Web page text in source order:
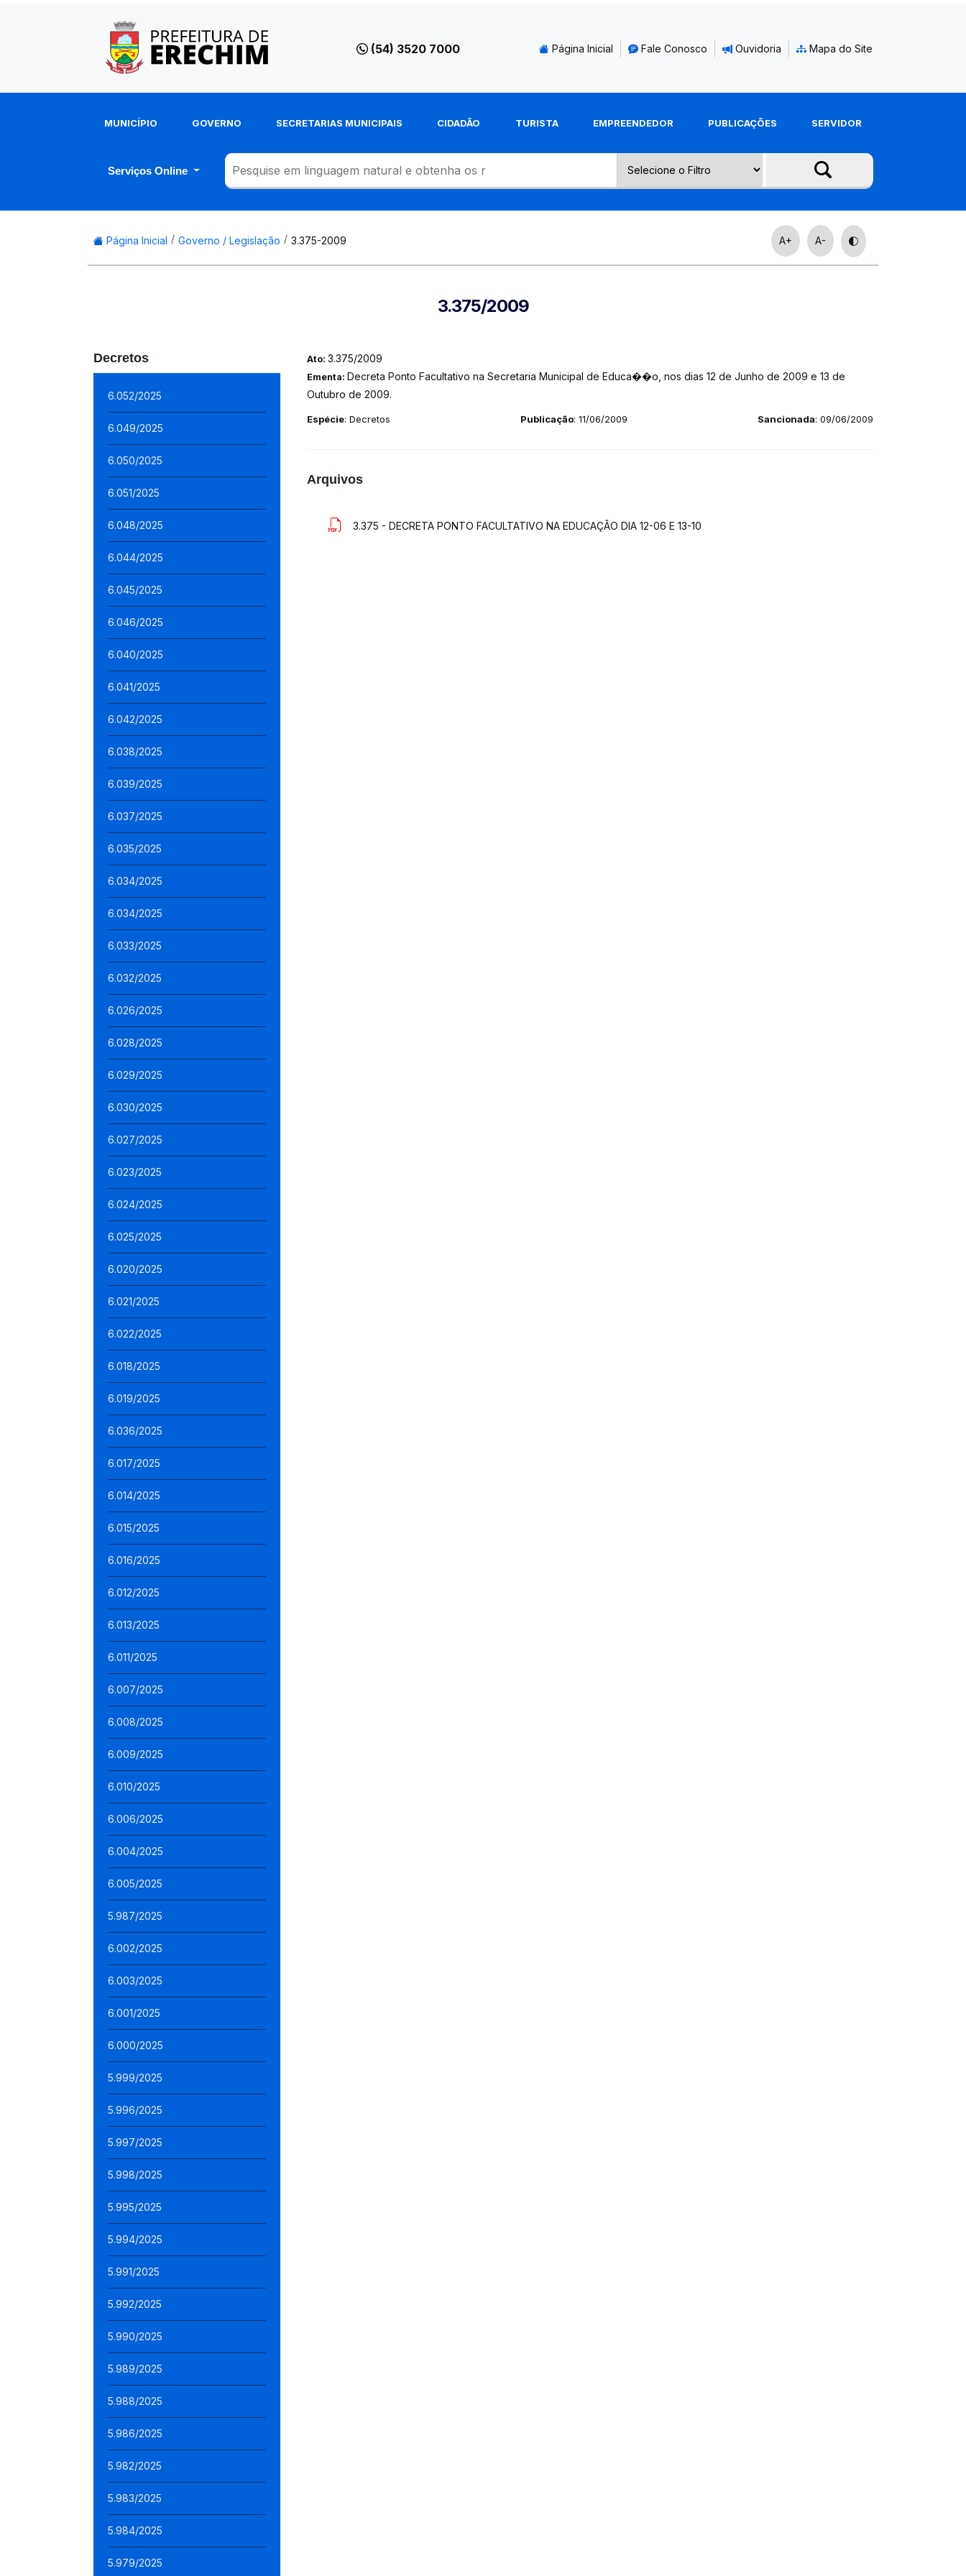
(54) 3520 7000 Página Inicial Fale Conosco Ouvidoria Mapa do Site
MUNICÍPIO GOVERNO SECRETARIAS MUNICIPAIS CIDADÃO TURISTA EMPREENDEDOR PUBLICAÇÕES SERVIDOR
Serviços Online
Página Inicial Governo / Legislação 3.375-2009 A+ A-
3.375/2009
Decretos
6.052/2025
6.049/2025
6.050/2025
6.051/2025
6.048/2025
6.044/2025
6.045/2025
6.046/2025
6.040/2025
6.041/2025
6.042/2025
6.038/2025
6.039/2025
6.037/2025
6.035/2025
6.034/2025
6.034/2025
6.033/2025
6.032/2025
6.026/2025
6.028/2025
6.029/2025
6.030/2025
6.027/2025
6.023/2025
6.024/2025
6.025/2025
6.020/2025
6.021/2025
6.022/2025
6.018/2025
6.019/2025
6.036/2025
6.017/2025
6.014/2025
6.015/2025
6.016/2025
6.012/2025
6.013/2025
6.011/2025
6.007/2025
6.008/2025
6.009/2025
6.010/2025
6.006/2025
6.004/2025
6.005/2025
5.987/2025
6.002/2025
6.003/2025
6.001/2025
6.000/2025
5.999/2025
5.996/2025
5.997/2025
5.998/2025
5.995/2025
5.994/2025
5.991/2025
5.992/2025
5.990/2025
5.989/2025
5.988/2025
5.986/2025
5.982/2025
5.983/2025
5.984/2025
5.979/2025
Ato: 3.375/2009
Ementa: Decreta Ponto Facultativo na Secretaria Municipal de Educa��o, nos dias 12 de Junho de 2009 e 13 de
Outubro de 2009.
Espécie: Decretos Publicação: 11/06/2009 Sancionada: 09/06/2009
Arquivos
3.375 - DECRETA PONTO FACULTATIVO NA EDUCAÇÃO DIA 12-06 E 13-10